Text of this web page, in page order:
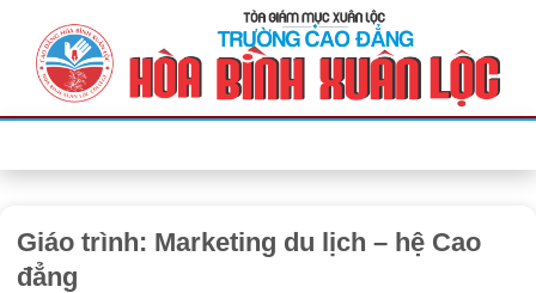
Giáo trình: Marketing du lịch – hệ Cao
đẳng